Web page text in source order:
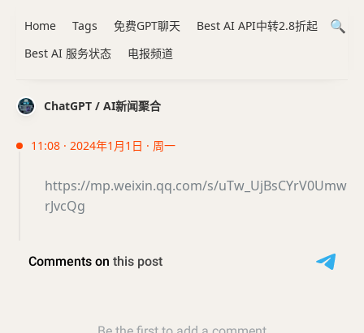
ChatGPT / AI新闻聚合
11:08 · 2024年1月1日 · 周一
https://mp.weixin.qq.com/s/uTw_UjBsCYrV0Umw
rJvcQg
Home Tags 免费GPT聊天
Best AI API中转2.8折起
Best AI 服务状态
电报频道